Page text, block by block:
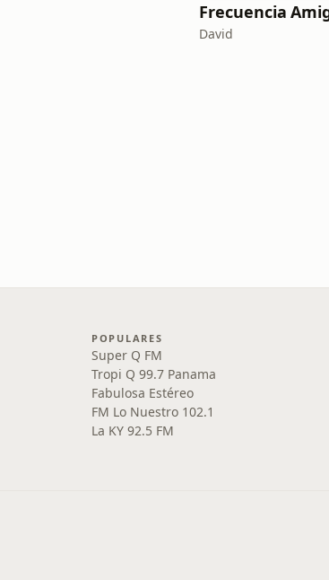
David
POPULARES
Super Q FM
Tropi Q 99.7 Panama
Fabulosa Estéreo
FM Lo Nuestro 102.1
La KY 92.5 FM